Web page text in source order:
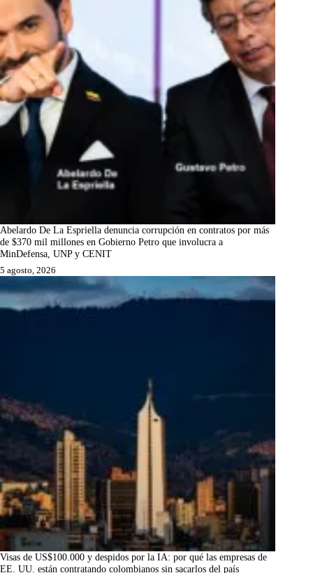
Abelardo De La Espriella denuncia corrupción en contratos por más
de $370 mil millones en Gobierno Petro que involucra a
MinDefensa, UNP y CENIT
5 agosto, 2026
Visas de US$100.000 y despidos por la IA: por qué las empresas de
EE. UU. están contratando colombianos sin sacarlos del país